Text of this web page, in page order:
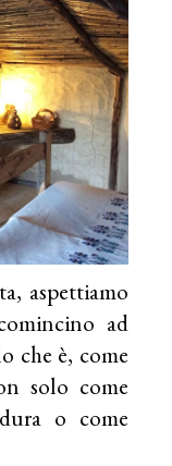
aspettiamo
ad
che è, come
solo come
o come